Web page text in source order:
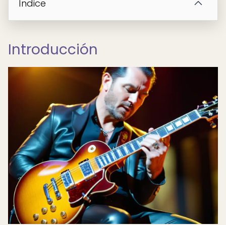
Índice
Introducción